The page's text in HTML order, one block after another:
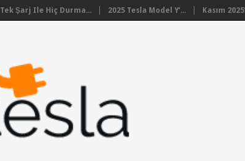
Tek Şarj Ile Hiç Durma... 2025 Tesla Model Y’... Kasım